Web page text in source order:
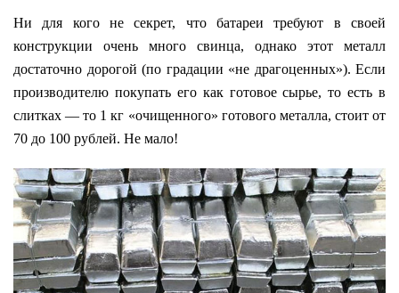
Ни для кого не секрет, что батареи требуют в своей
конструкции очень много свинца, однако этот металл
достаточно дорогой (по градации «не драгоценных»). Если
производителю покупать его как готовое сырье, то есть в
слитках — то 1 кг «очищенного» готового металла, стоит от
70 до 100 рублей. Не мало!